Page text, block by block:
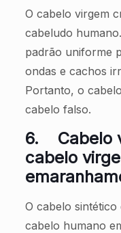
O cabelo virgem
cabeludo
padrão uniforme
ondas e cachos
Portanto, o
cabelo falso.
6. Cabelo
cabelo
O cabelo sintético
cabelo humano